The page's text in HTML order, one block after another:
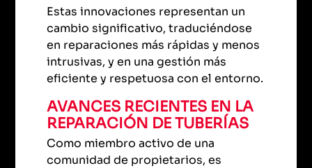
Estas innovaciones representan un
cambio significativo, traduciéndose
en reparaciones más rápidas y menos
intrusivas, y en una gestión más
eficiente y respetuosa con el entorno.
AVANCES RECIENTES EN LA
REPARACIÓN DE TUBERÍAS
Como miembro activo de una
comunidad de propietarios, es